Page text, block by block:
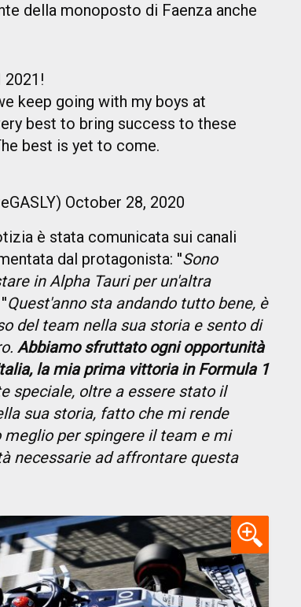
della monoposto di Faenza anche
2021!
keep going with my boys at
best to bring success to these
best is yet to come.
October 28, 2020
è stata comunicata sui canali
dal protagonista: ''Sono
in Alpha Tauri per un'altra
Quest'anno sta andando tutto bene, è
del team nella sua storia e sento di
Abbiamo sfruttato ogni opportunità
la mia prima vittoria in Formula 1
speciale, oltre a essere stato il
sua storia, fatto che mi rende
per spingere il team e mi
necessarie ad affrontare questa